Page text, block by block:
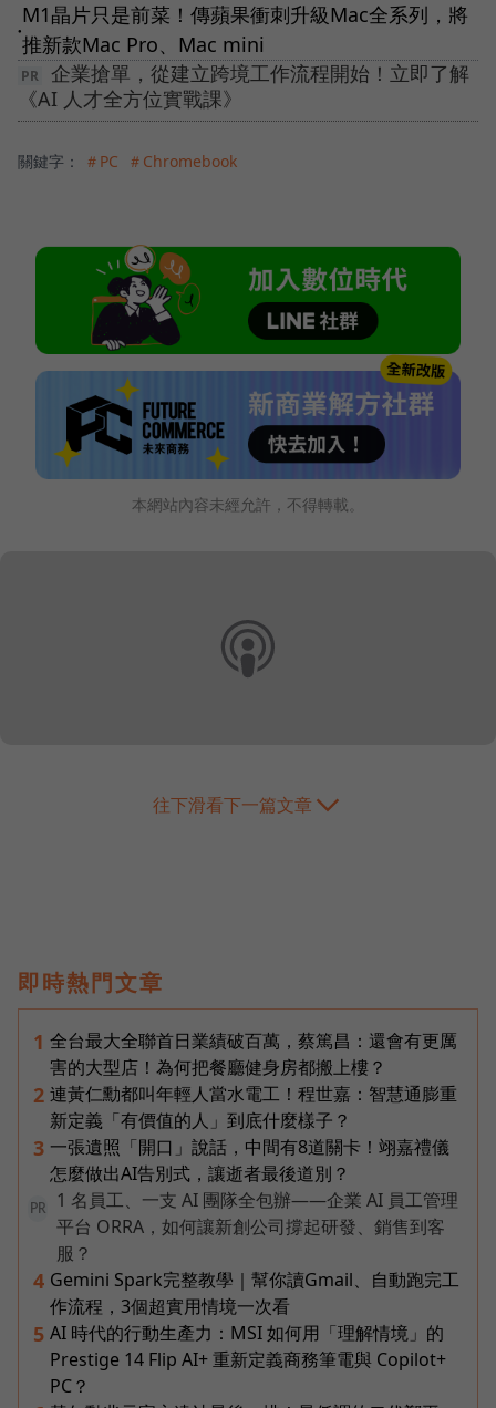
●
M1晶片只是前菜！傳蘋果衝刺升級Mac全系列，將
推新款Mac Pro、Mac mini
企業搶單，從建立跨境工作流程開始！立即了解
《AI 人才全方位實戰課》
關鍵字： ＃PC ＃Chromebook
本網站內容未經允許，不得轉載。
往下滑看下一篇文章
即時熱門文章
1 全台最大全聯首日業績破百萬，蔡篤昌：還會有更厲
害的大型店！為何把餐廳健身房都搬上樓？
2 連黃仁勳都叫年輕人當水電工！程世嘉：智慧通膨重
新定義「有價值的人」到底什麼樣子？
3 一張遺照「開口」說話，中間有8道關卡！翊嘉禮儀
怎麼做出AI告別式，讓逝者最後道別？
PR
1 名員工、一支 AI 團隊全包辦——企業 AI 員工管理
平台 ORRA，如何讓新創公司撐起研發、銷售到客
服？
4 Gemini Spark完整教學｜幫你讀Gmail、自動跑完工
作流程，3個超實用情境一次看
5 AI 時代的行動生產力：MSI 如何用「理解情境」的
Prestige 14 Flip AI+ 重新定義商務筆電與 Copilot+
PC？